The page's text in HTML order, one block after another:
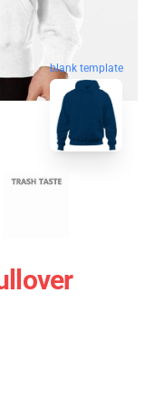
blank template